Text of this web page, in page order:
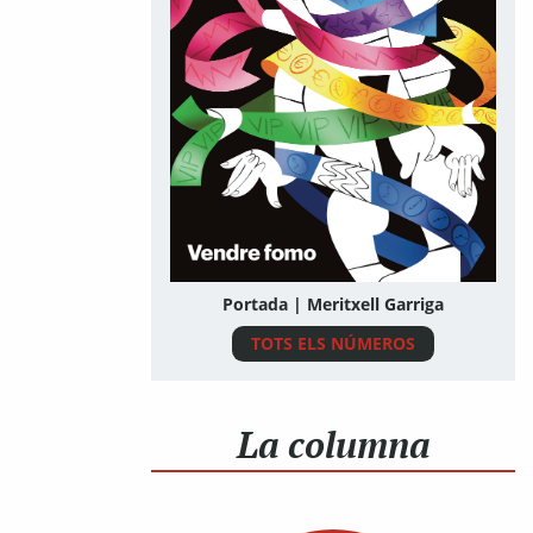
Portada | Meritxell Garriga
TOTS ELS NÚMEROS
La columna